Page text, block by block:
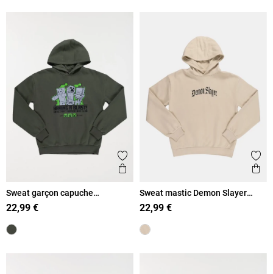
Ajouter aux favoris
Aperçu rapide
Sweat garçon capuche
MINECRAFT (XXS-M)
22,99 €
Sweat mastic Demon Slayer
garçon (XXS-M)
22,99 €